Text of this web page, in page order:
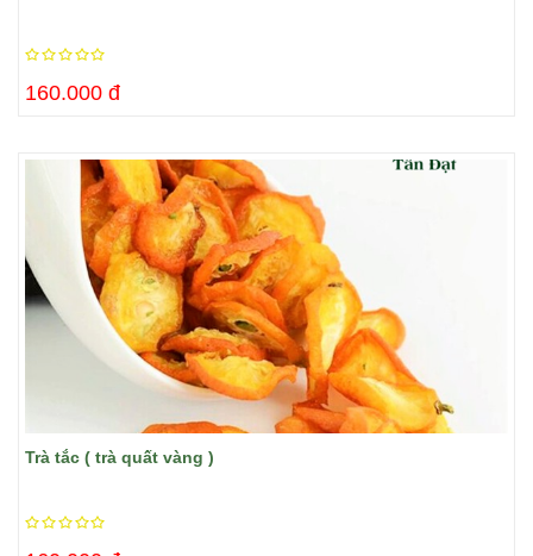
160.000 đ
Trà tắc ( trà quất vàng )